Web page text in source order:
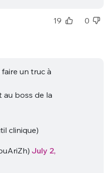
19 0
un truc à
au boss de la
clinique)
July 2,